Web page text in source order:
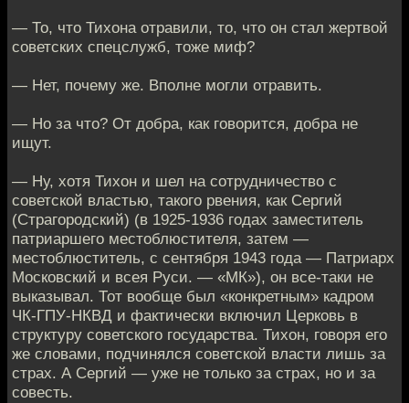
— То, что Тихона отравили, то, что он стал жертвой
советских спецслужб, тоже миф?
— Нет, почему же. Вполне могли отравить.
— Но за что? От добра, как говорится, добра не
ищут.
— Ну, хотя Тихон и шел на сотрудничество с
советской властью, такого рвения, как Сергий
(Страгородский) (в 1925-1936 годах заместитель
патриаршего местоблюстителя, затем —
местоблюститель, с сентября 1943 года — Патриарх
Московский и всея Руси. — «МК»), он все-таки не
выказывал. Тот вообще был «конкретным» кадром
ЧК-ГПУ-НКВД и фактически включил Церковь в
структуру советского государства. Тихон, говоря его
же словами, подчинялся советской власти лишь за
страх. А Сергий — уже не только за страх, но и за
совесть.